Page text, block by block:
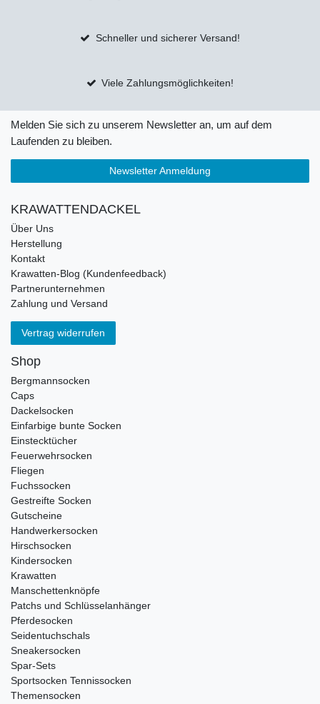
Schneller und sicherer Versand!
Viele Zahlungsmöglichkeiten!
Melden Sie sich zu unserem Newsletter an, um auf dem
Laufenden zu bleiben.
Newsletter Anmeldung
KRAWATTENDACKEL
Über Uns
Herstellung
Kontakt
Krawatten-Blog (Kundenfeedback)
Partnerunternehmen
Zahlung und Versand
Vertrag widerrufen
Shop
Bergmannsocken
Caps
Dackelsocken
Einfarbige bunte Socken
Einstecktücher
Feuerwehrsocken
Fliegen
Fuchssocken
Gestreifte Socken
Gutscheine
Handwerkersocken
Hirschsocken
Kindersocken
Krawatten
Manschettenknöpfe
Patchs und Schlüsselanhänger
Pferdesocken
Seidentuchschals
Sneakersocken
Spar-Sets
Sportsocken Tennissocken
Themensocken